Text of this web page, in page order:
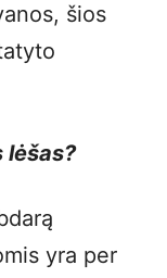
šios
lėšas?
yra per